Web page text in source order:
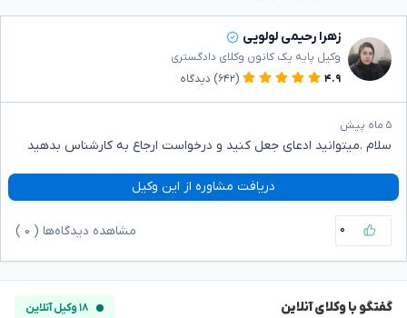
زهرا رحیمی لولویی
وکیل پایه یک کانون وکلای دادگستری
۴.۹
(۶۴۲) دیدگاه
۵ ماه پیش
سلام .میتوانید ادعای جعل کنید و درخواست ارجاع به کارشناس بدهید
دریافت مشاوره از این وکیل
۰ مشاهده دیدگاه‌ها ( ۰
گفتگو با وکلای آنلاین ۱۸ وکیل آنلاین